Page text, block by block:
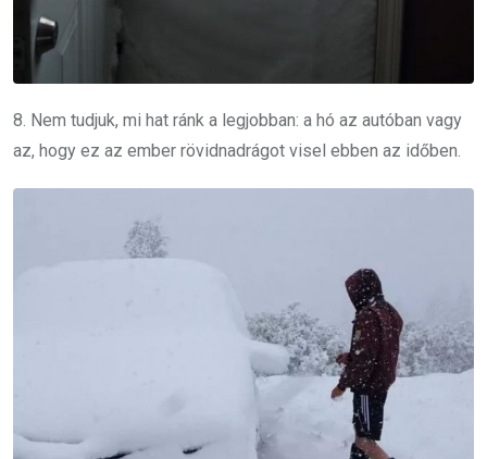
8. Nem tudjuk, mi hat ránk a legjobban: a hó az autóban vagy
az, hogy ez az ember rövidnadrágot visel ebben az időben.